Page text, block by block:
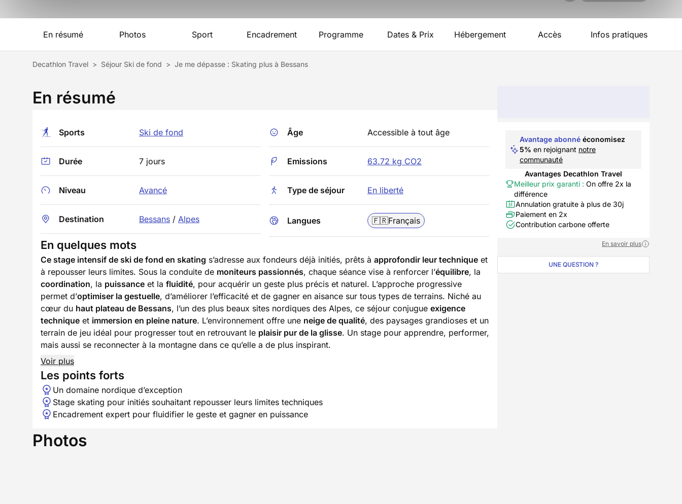
En résumé Photos Sport Encadrement Programme Dates & Prix Hébergement Accès Infos pratiques
Decathlon Travel > Séjour Ski de fond > Je me dépasse : Skating plus à Bessans
En résumé
Sports Ski de fond
Durée 7 jours
Niveau Avancé
Destination Bessans / Alpes
Âge Accessible à tout âge
Emissions 63.72 kg CO2
Type de séjour En liberté
Langues 🇫🇷Français
En quelques mots
Ce stage intensif de ski de fond en skating s’adresse aux fondeurs déjà initiés, prêts à approfondir leur technique et
à repousser leurs limites. Sous la conduite de moniteurs passionnés, chaque séance vise à renforcer l’équilibre, la
coordination, la puissance et la fluidité, pour acquérir un geste plus précis et naturel. L’approche progressive
permet d’optimiser la gestuelle, d’améliorer l’efficacité et de gagner en aisance sur tous types de terrains. Niché au
cœur du haut plateau de Bessans, l’un des plus beaux sites nordiques des Alpes, ce séjour conjugue exigence
technique et immersion en pleine nature. L’environnement offre une neige de qualité, des paysages grandioses et un
terrain de jeu idéal pour progresser tout en retrouvant le plaisir pur de la glisse. Un stage pour apprendre, performer,
mais aussi se reconnecter à la montagne dans ce qu’elle a de plus inspirant.
Voir plus
Les points forts
Un domaine nordique d’exception
Stage skating pour initiés souhaitant repousser leurs limites techniques
Encadrement expert pour fluidifier le geste et gagner en puissance
Photos
Avantage abonné économisez
5% en rejoignant notre
communauté
Avantages Decathlon Travel
Meilleur prix garanti : On offre 2x la
différence
Annulation gratuite à plus de 30j
Paiement en 2x
Contribution carbone offerte
En savoir plus
UNE QUESTION ?